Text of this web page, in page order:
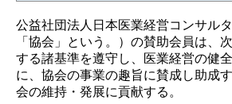
公益社団法人日本医業経営コンサル
「協会」という。）の賛助会員は、
する諸基準を遵守し、医業経営の健
に、協会の事業の趣旨に賛成し助成
会の維持・発展に貢献する。